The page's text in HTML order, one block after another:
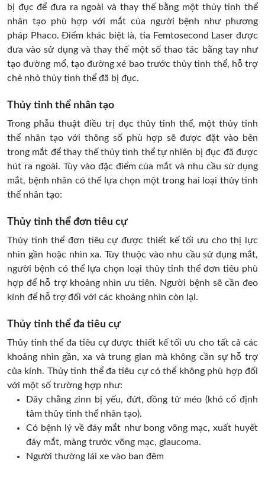
bị đục để đưa ra ngoài và thay thế bằng một thủy tinh thể
nhân tạo phù hợp với mắt của người bệnh như phương
pháp Phaco. Điểm khác biệt là, tia Femtosecond Laser được
đưa vào sử dụng và thay thế một số thao tác bằng tay như
tạo đường mổ, tạo đường xé bao trước thủy tinh thể, hỗ trợ
chẻ nhỏ thủy tinh thể đã bị đục.
Thủy tinh thể nhân tạo
Trong phẫu thuật điều trị đục thủy tinh thể, một thủy tinh
thể nhân tạo với thông số phù hợp sẽ được đặt vào bên
trong mắt để thay thế thủy tinh thể tự nhiên bị đục đã được
hút ra ngoài. Tùy vào đặc điểm của mắt và nhu cầu sử dụng
mắt, bệnh nhân có thể lựa chọn một trong hai loại thủy tinh
thể nhân tạo:
Thủy tinh thể đơn tiêu cự
Thủy tinh thể đơn tiêu cự được thiết kế tối ưu cho thị lực
nhìn gần hoặc nhìn xa. Tùy thuộc vào nhu cầu sử dụng mắt,
người bệnh có thể lựa chọn loại thủy tinh thể đơn tiêu phù
hợp để hỗ trợ khoảng nhìn ưu tiên. Người bệnh sẽ cần đeo
kính để hỗ trợ đối với các khoảng nhìn còn lại.
Thủy tinh thể đa tiêu cự
Thủy tinh thể đa tiêu cự được thiết kế tối ưu cho tất cả các
khoảng nhìn gần, xa và trung gian mà không cần sự hỗ trợ
của kính. Thủy tinh thể đa tiêu cự có thể không phù hợp đối
với một số trường hợp như:
Dây chằng zinn bị yếu, đứt, đồng tử méo (khó cố định
tâm thủy tinh thể nhân tạo).
Có bệnh lý về đáy mắt như bong võng mạc, xuất huyết
đáy mắt, màng trước võng mạc, glaucoma.
Người thường lái xe vào ban đêm